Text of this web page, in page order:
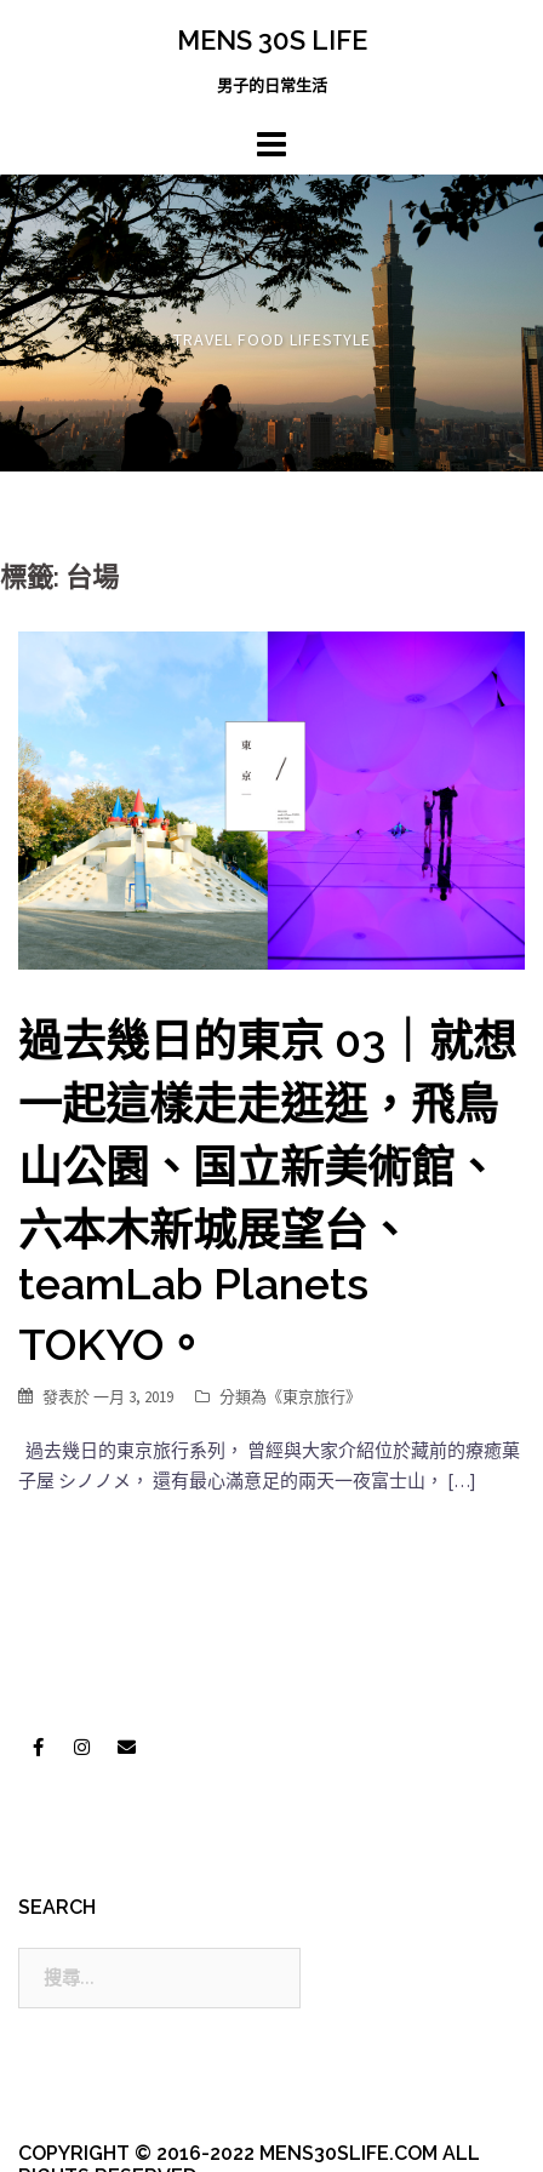
MENS 30S LIFE
男子的日常生活
TRAVEL FOOD LIFESTYLE
標籤: 台場
過去幾日的東京 03｜就想
一起這樣走走逛逛，飛鳥
山公園、国立新美術館、
六本木新城展望台、
teamLab Planets
TOKYO。
發表於一月 3, 2019 分類為《東京旅行》
過去幾日的東京旅行系列， 曾經與大家介紹位於藏前的療癒菓
子屋 シノノメ， 還有最心滿意足的兩天一夜富士山， […]
SEARCH
COPYRIGHT © 2016-2022 MENS30SLIFE.COM ALL